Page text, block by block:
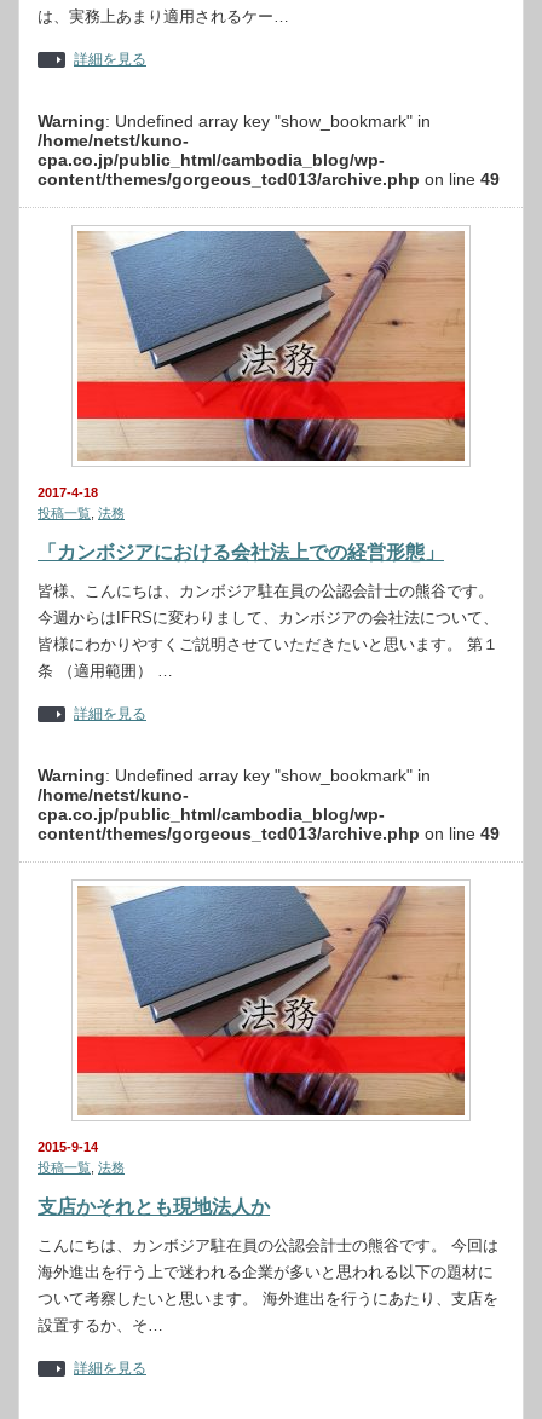
は、実務上あまり適用されるケー…
詳細を見る
Warning: Undefined array key "show_bookmark" in
/home/netst/kuno-
cpa.co.jp/public_html/cambodia_blog/wp-
content/themes/gorgeous_tcd013/archive.php on line 49
2017-4-18
投稿一覧 法務
「カンボジアにおける会社法上での経営形態」
皆様、こんにちは、カンボジア駐在員の公認会計士の熊谷です。
今週からはIFRSに変わりまして、カンボジアの会社法について、
皆様にわかりやすくご説明させていただきたいと思います。 第１
条 （適用範囲） …
詳細を見る
Warning: Undefined array key "show_bookmark" in
/home/netst/kuno-
cpa.co.jp/public_html/cambodia_blog/wp-
content/themes/gorgeous_tcd013/archive.php on line 49
2015-9-14
投稿一覧 法務
支店かそれとも現地法人か
こんにちは、カンボジア駐在員の公認会計士の熊谷です。 今回は
海外進出を行う上で迷われる企業が多いと思われる以下の題材に
ついて考察したいと思います。 海外進出を行うにあたり、支店を
設置するか、そ…
詳細を見る